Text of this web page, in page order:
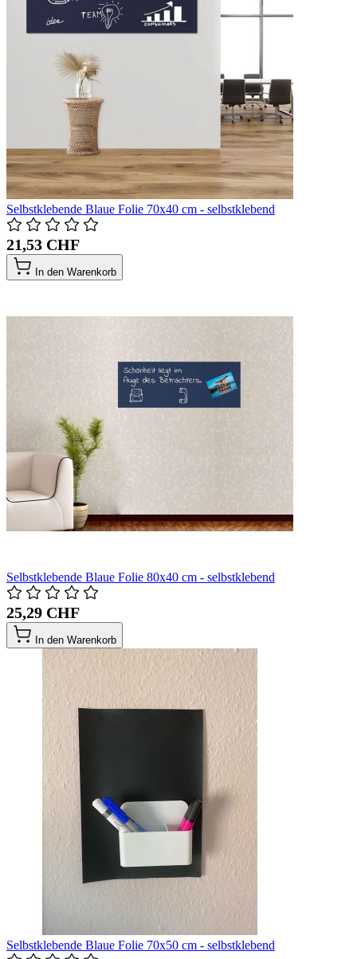
Selbstklebende Blaue Folie 70x40 cm - selbstklebend
21,53 CHF
In den Warenkorb
Selbstklebende Blaue Folie 80x40 cm - selbstklebend
25,29 CHF
In den Warenkorb
Selbstklebende Blaue Folie 70x50 cm - selbstklebend